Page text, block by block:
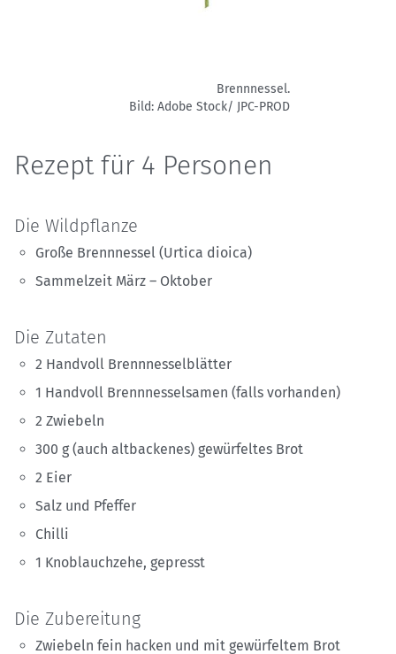
Brennnessel.
Bild: Adobe Stock/ JPC-PROD
Rezept für 4 Personen
Die Wildpflanze
Große Brennnessel (Urtica dioica)
Sammelzeit März – Oktober
Die Zutaten
2 Handvoll Brennnesselblätter
1 Handvoll Brennnesselsamen (falls vorhanden)
2 Zwiebeln
300 g (auch altbackenes) gewürfeltes Brot
2 Eier
Salz und Pfeffer
Chilli
1 Knoblauchzehe, gepresst
Die Zubereitung
Zwiebeln fein hacken und mit gewürfeltem Brot